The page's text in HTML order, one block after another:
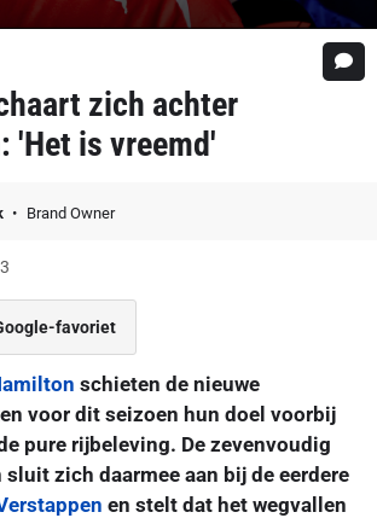
zich achter
'Het is vreemd'
Brand Owner
favoriet
schieten de nieuwe
voor dit seizoen hun doel voorbij
pure rijbeleving. De zevenvoudig
zich daarmee aan bij de eerdere
en stelt dat het wegvallen